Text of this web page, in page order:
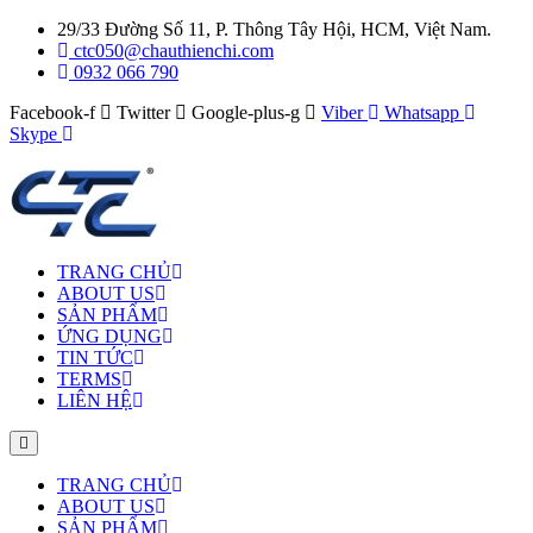
29/33 Đường Số 11, P. Thông Tây Hội, HCM, Việt Nam.
ctc050@chauthienchi.com
0932 066 790
Facebook-f
Twitter Google-plus-g Viber
Whatsapp
Skype
TRANG CHỦ
ABOUT US
SẢN PHẨM
ỨNG DỤNG
TIN TỨC
TERMS
LIÊN HỆ
TRANG CHỦ
ABOUT US
SẢN PHẨM